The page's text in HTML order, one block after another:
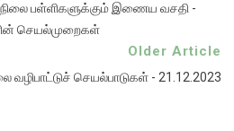
பள்ளிகளுக்கும் இணைய வசதி -
செயல்முறைகள்
Older Article
வழிபாட்டுச் செயல்பாடுகள் - 21.12.2023